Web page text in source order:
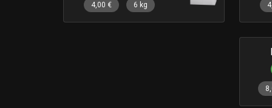
4,00 € 6 kg